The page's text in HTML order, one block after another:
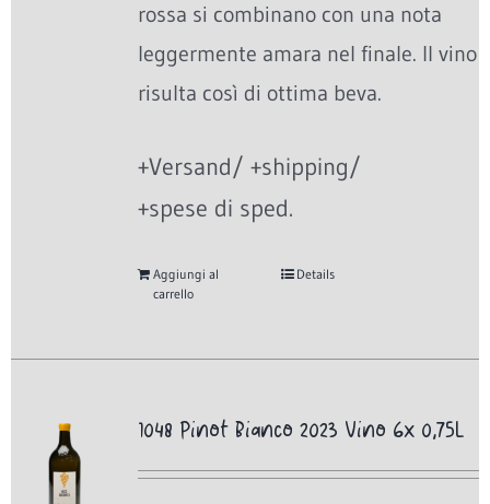
rossa si combinano con una nota
leggermente amara nel finale. Il vino
risulta così di ottima beva.
+Versand/ +shipping/
+spese di sped.
Aggiungi al
carrello
Details
1048 Pinot Bianco 2023 Vino 6x 0,75L